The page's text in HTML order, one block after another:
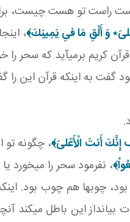
دست راست تو هست چيست،
وَ أَلْقِ مَا فىِ يَمِينِكَ﴾،
قرآن کريم برمي آيد که
به اينکه قرآن اين را
إِنَّكَ أَنتَ الْأَعْلىَ‏﴾، چگونه تو
، نفرمود سحر را مي خورد
چوب ها هم چوب بود.
اين باطل مي کند